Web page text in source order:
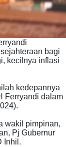
bagi
kecilnya inflasi
kedepannya
Ferryandi dalam
wakil pimpinan,
Pj Gubernur
Inhil.